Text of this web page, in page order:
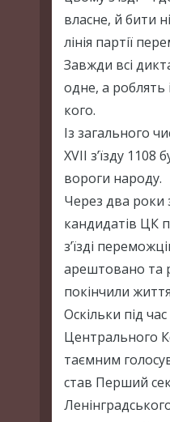
власне, й бити
лінія партії
Завжди всі
одне, а роблять
кого.
Із загального
ХVІІ з’їзду
вороги народу.
Через два роки
кандидатів ЦК
з’їзді
арештовано та
покінчили
Оскільки під
Центрального
таємним
став Перший